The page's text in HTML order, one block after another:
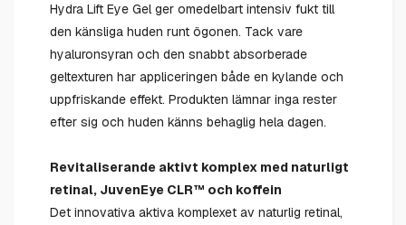
Hydra Lift Eye Gel ger omedelbart intensiv fukt till
den känsliga huden runt ögonen. Tack vare
hyaluronsyran och den snabbt absorberade
geltexturen har appliceringen både en kylande och
uppfriskande effekt. Produkten lämnar inga rester
efter sig och huden känns behaglig hela dagen.
Revitaliserande aktivt komplex med naturligt
retinal, JuvenEye CLR™ och koffein
Det innovativa aktiva komplexet av naturlig retinal,